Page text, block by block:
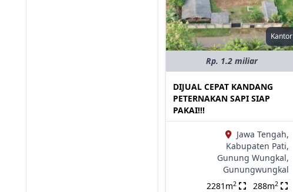
Kantor
Rp. 1.2 miliar
DIJUAL CEPAT KANDANG
PETERNAKAN SAPI SIAP
PAKAI!!!
Jawa Tengah,
Kabupaten Pati,
Gunung Wungkal,
Gunungwungkal
2281m2 288m2